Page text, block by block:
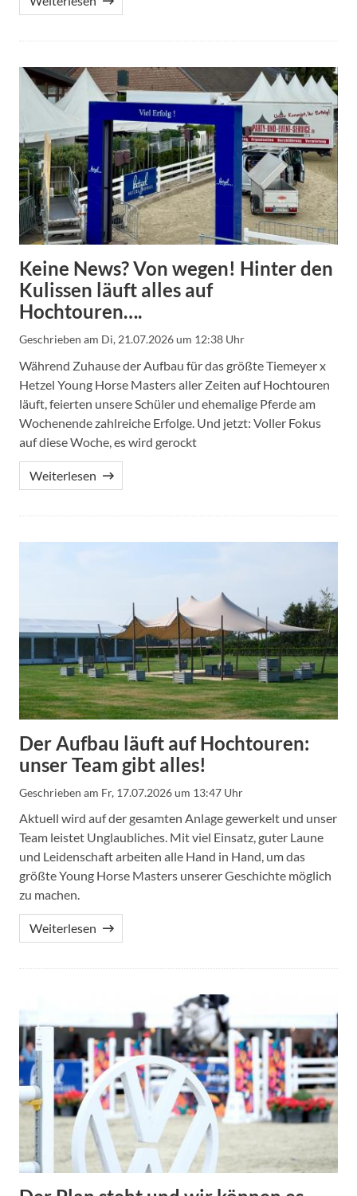
Keine News? Von wegen! Hinter den
Kulissen läuft alles auf
Hochtouren….
Geschrieben am Di, 21.07.2026 um 12:38 Uhr
Während Zuhause der Aufbau für das größte Tiemeyer x
Hetzel Young Horse Masters aller Zeiten auf Hochtouren
läuft, feierten unsere Schüler und ehemalige Pferde am
Wochenende zahlreiche Erfolge. Und jetzt: Voller Fokus
auf diese Woche, es wird gerockt
Weiterlesen
Der Aufbau läuft auf Hochtouren:
unser Team gibt alles!
Geschrieben am Fr, 17.07.2026 um 13:47 Uhr
Aktuell wird auf der gesamten Anlage gewerkelt und unser
Team leistet Unglaubliches. Mit viel Einsatz, guter Laune
und Leidenschaft arbeiten alle Hand in Hand, um das
größte Young Horse Masters unserer Geschichte möglich
zu machen.
Weiterlesen